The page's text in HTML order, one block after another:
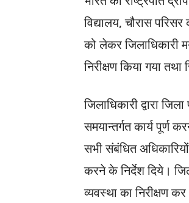
विद्यालय, चौरास
को लेकर जिलाधिकारी
निरीक्षण किया गया
जिलाधिकारी द्वारा
समयान्तर्गत कार्य पूर्ण
सभी संबंधित
करने के निर्देश दिये।
व्यवस्था का निरीक्षण